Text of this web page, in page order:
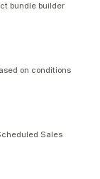
bundle builder
on conditions
Sales